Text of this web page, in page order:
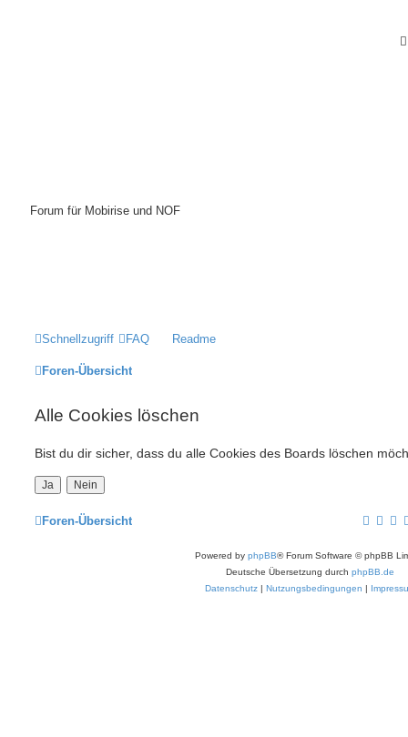
Forum für Mobirise und NOF
Schnellzugriff FAQ Readme
Foren-Übersicht
Alle Cookies löschen
Bist du dir sicher, dass du alle Cookies des Boards löschen
Foren-Übersicht
Powered by phpBB® Forum Software © phpBB
Deutsche Übersetzung durch phpBB.de
Datenschutz| Nutzungsbedingungen |